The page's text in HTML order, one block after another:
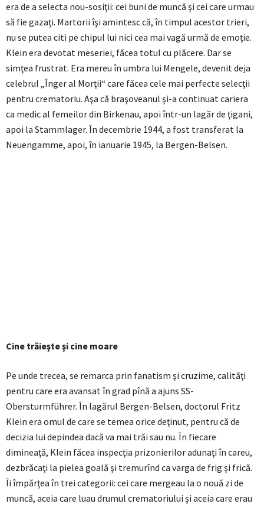
era de a selecta nou-sosiţii: cei buni de muncă şi cei care urmau
să fie gazaţi. Martorii îşi amintesc că, în timpul acestor trieri,
nu se putea citi pe chipul lui nici cea mai vagă urmă de emoţie.
Klein era devotat meseriei, făcea totul cu plăcere. Dar se
simţea frustrat. Era mereu în umbra lui Mengele, devenit deja
celebrul „Înger al Morţii“ care făcea cele mai perfecte selecţii
pentru crematoriu. Aşa că braşoveanul şi-a continuat cariera
ca medic al femeilor din Birkenau, apoi într-un lagăr de ţigani,
apoi la Stammlager. În decembrie 1944, a fost transferat la
Neuengamme, apoi, în ianuarie 1945, la Bergen-Belsen.
Cine trăieşte şi cine moare
Pe unde trecea, se remarca prin fanatism şi cruzime, calităţi
pentru care era avansat în grad pînă a ajuns SS-
Obersturmführer. În lagărul Bergen-Belsen, doctorul Fritz
Klein era omul de care se temea orice deţinut, pentru că de
decizia lui depindea dacă va mai trăi sau nu. În fiecare
dimineaţă, Klein făcea inspecţia prizonierilor adunaţi în careu,
dezbrăcaţi la pielea goală şi tremurînd ca varga de frig şi frică.
Îi împărţea în trei categorii: cei care mergeau la o nouă zi de
muncă, aceia care luau drumul crematoriului şi aceia care erau